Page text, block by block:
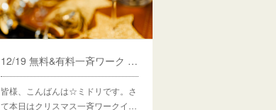
日は冬至ですね。寒波に大雪と、…
12/19 無料&有料一斉ワーク クリスマスイベント 願いを叶える「Ｗish Party」開催のお知らせ
皆様、こんばんは☆ミドリです。さ
て本日はクリスマス一斉ワークイ…